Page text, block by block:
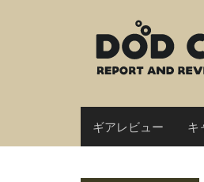
ギアレビュー キ